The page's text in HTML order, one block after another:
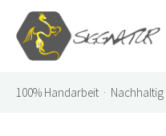
100% Handarbeit ·